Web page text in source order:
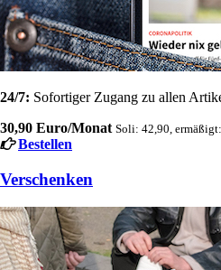
24/7: Sofortiger Zugang zu allen
30,90 Euro/Monat Soli: 42,90,
Bestellen
Verschenken